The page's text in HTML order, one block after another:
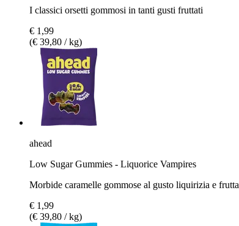
I classici orsetti gommosi in tanti gusti fruttati
€ 1,99
(€ 39,80 / kg)
ahead
Low Sugar Gummies - Liquorice Vampires
Morbide caramelle gommose al gusto liquirizia e frutta
€ 1,99
(€ 39,80 / kg)